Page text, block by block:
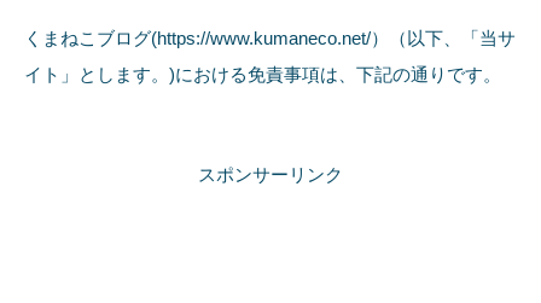
くまねこブログ(https://www.kumaneco.net/）（以下、「当サ
イト」とします。)における免責事項は、下記の通りです。
スポンサーリンク